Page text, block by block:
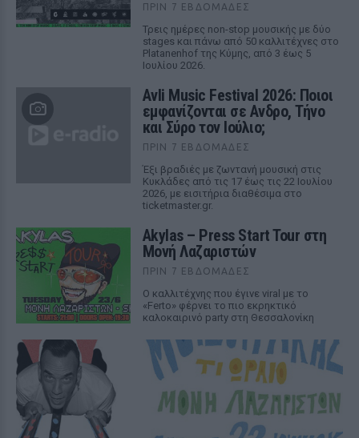
ΠΡΙΝ 7 ΕΒΔΟΜΆΔΕΣ
Τρεις ημέρες non-stop μουσικής με δύο
stages και πάνω από 50 καλλιτέχνες στο
Platanenhof της Κύμης, από 3 έως 5
Ιουλίου 2026.
Avli Music Festival 2026: Ποιοι
εμφανίζονται σε Ανδρο, Τήνο
και Σύρο τον Ιούλιο;
ΠΡΙΝ 7 ΕΒΔΟΜΆΔΕΣ
Έξι βραδιές με ζωντανή μουσική στις
Κυκλάδες από τις 17 έως τις 22 Ιουλίου
2026, με εισιτήρια διαθέσιμα στο
ticketmaster.gr.
Akylas – Press Start Tour στη
Μονή Λαζαριστών
ΠΡΙΝ 7 ΕΒΔΟΜΆΔΕΣ
Ο καλλιτέχνης που έγινε viral με το
«Ferto» φέρνει το πιο εκρηκτικό
καλοκαιρινό party στη Θεσσαλονίκη